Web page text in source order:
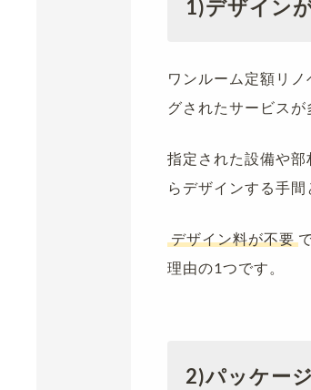
1)デザイン
ワンルーム定額リ
グされたサービスが
指定された設備や
らデザインする手間
デザイン料が不要
理由の1つです。
2)パッケー